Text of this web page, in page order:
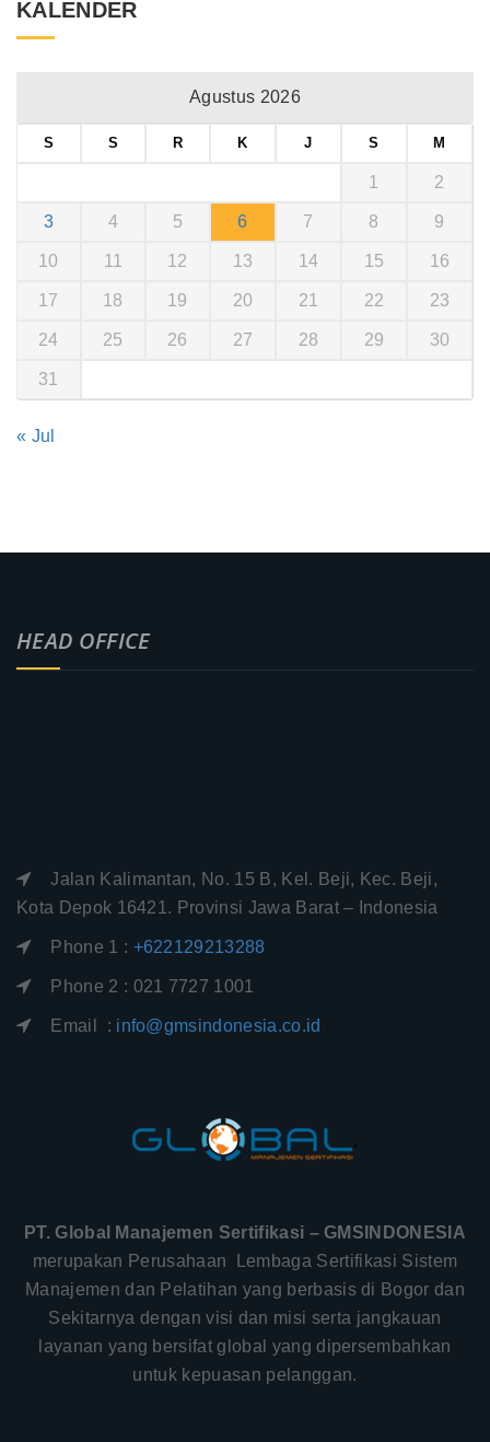
KALENDER
Agustus 2026
S S R K J S M
1 2
3 4 5 6 7 8 9
10 11 12 13 14 15 16
17 18 19 20 21 22 23
24 25 26 27 28 29 30
31
« Jul
HEAD OFFICE
Jalan Kalimantan, No. 15 B, Kel. Beji, Kec. Beji,
Kota Depok 16421. Provinsi Jawa Barat – Indonesia
Phone 1 : +622129213288
Phone 2 : 021 7727 1001
Email : info@gmsindonesia.co.id
PT. Global Manajemen Sertifikasi – GMSINDONESIA
merupakan Perusahaan Lembaga Sertifikasi Sistem
Manajemen dan Pelatihan yang berbasis di Bogor dan
Sekitarnya dengan visi dan misi serta jangkauan
layanan yang bersifat global yang dipersembahkan
untuk kepuasan pelanggan.